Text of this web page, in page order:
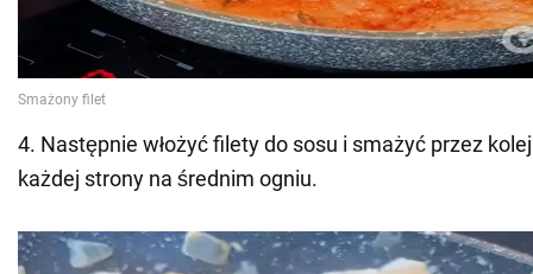
4. Następnie włożyć filety do sosu i smażyć przez
każdej strony na średnim ogniu.